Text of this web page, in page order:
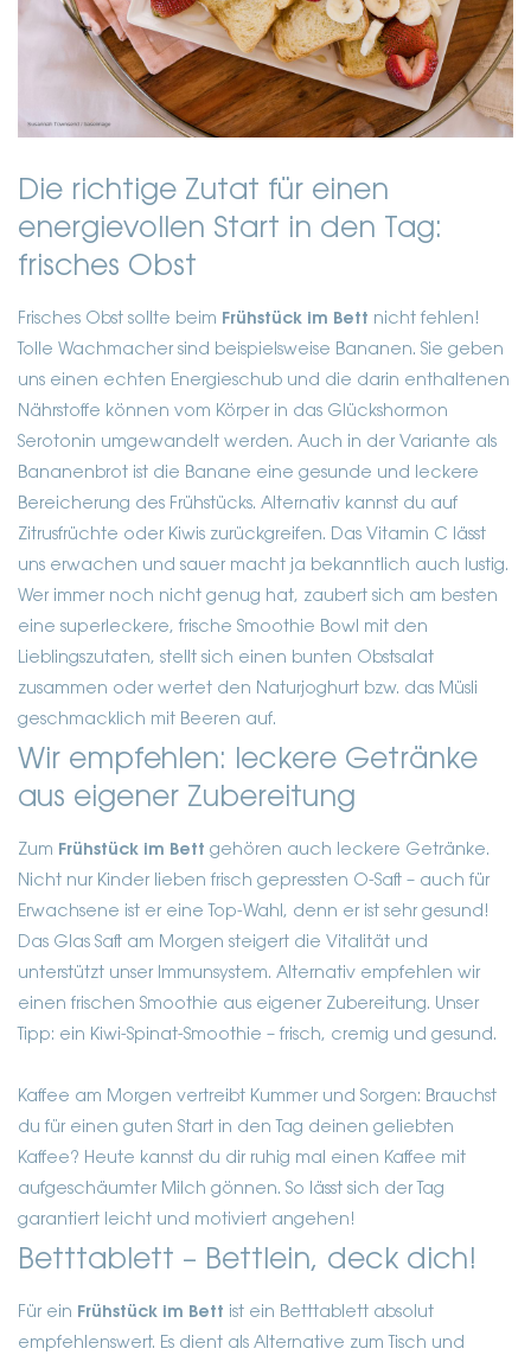
Die richtige Zutat für einen
energievollen Start in den Tag:
frisches Obst
Frisches Obst sollte beim Frühstück im Bett nicht fehlen!
Tolle Wachmacher sind beispielsweise Bananen. Sie geben
uns einen echten Energieschub und die darin enthaltenen
Nährstoffe können vom Körper in das Glückshormon
Serotonin umgewandelt werden. Auch in der Variante als
Bananenbrot ist die Banane eine gesunde und leckere
Bereicherung des Frühstücks. Alternativ kannst du auf
Zitrusfrüchte oder Kiwis zurückgreifen. Das Vitamin C lässt
uns erwachen und sauer macht ja bekanntlich auch lustig.
Wer immer noch nicht genug hat, zaubert sich am besten
eine superleckere, frische Smoothie Bowl mit den
Lieblingszutaten, stellt sich einen bunten Obstsalat
zusammen oder wertet den Naturjoghurt bzw. das Müsli
geschmacklich mit Beeren auf.
Wir empfehlen: leckere Getränke
aus eigener Zubereitung
Zum Frühstück im Bett gehören auch leckere Getränke.
Nicht nur Kinder lieben frisch gepressten O-Saft – auch für
Erwachsene ist er eine Top-Wahl, denn er ist sehr gesund!
Das Glas Saft am Morgen steigert die Vitalität und
unterstützt unser Immunsystem. Alternativ empfehlen wir
einen frischen Smoothie aus eigener Zubereitung. Unser
Tipp: ein Kiwi-Spinat-Smoothie – frisch, cremig und gesund.
Kaffee am Morgen vertreibt Kummer und Sorgen: Brauchst
du für einen guten Start in den Tag deinen geliebten
Kaffee? Heute kannst du dir ruhig mal einen Kaffee mit
aufgeschäumter Milch gönnen. So lässt sich der Tag
garantiert leicht und motiviert angehen!
Betttablett – Bettlein, deck dich!
Für ein Frühstück im Bett ist ein Betttablett absolut
empfehlenswert. Es dient als Alternative zum Tisch und